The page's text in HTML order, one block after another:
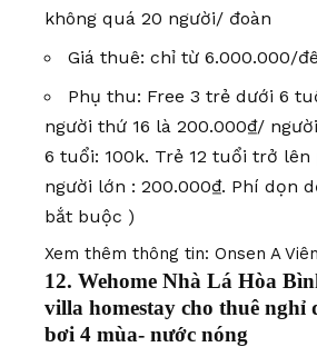
không quá 20 người/ đoàn
Giá thuê: chỉ từ 6.000.000/
Phụ thu: Free 3 trẻ dưới 6
người thứ 16 là 200.000₫/
6 tuổi: 100k. Trẻ 12 tuổi trở
người lớn : 200.000₫. Phí dọn
bắt buộc )
Xem thêm thông tin: Onsen A
12. Wehome Nhà Lá Hòa
villa homestay cho thuê nghỉ
bơi 4 mùa- nước nóng